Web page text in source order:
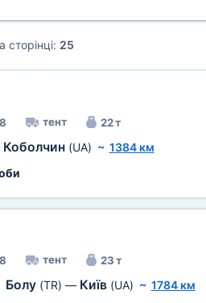
сторінці: 25
тент 22 т
Коболчин (UA) ~ 1384 км
тент 23 т
Болу (TR) — Київ (UA) ~ 1784 км